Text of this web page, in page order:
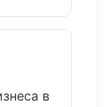
в